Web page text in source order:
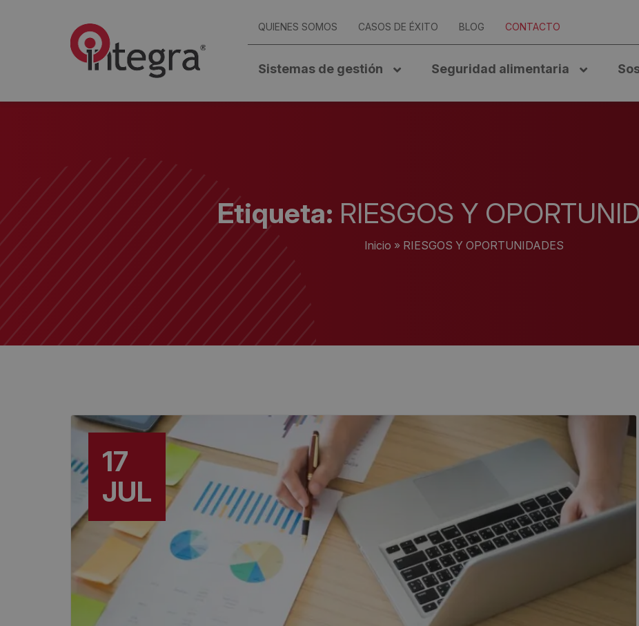
QUIENES SOMOS CASOS DE ÉXITO BLOG CONTACTO
Sistemas de gestión Seguridad alimentaria
Etiqueta: RIESGOS Y
Inicio » RIESGOS Y OPORTUNIDADES
17
JUL